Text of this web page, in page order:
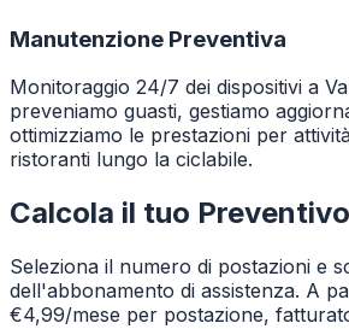
Manutenzione Preventiva
Monitoraggio 24/7 dei dispositivi a
preveniamo guasti, gestiamo
ottimizziamo le prestazioni per
ristoranti lungo la ciclabile.
Calcola il tuo Preventivo
Seleziona il numero di postazioni e
dell'abbonamento di assistenza. A
€4,99/mese per postazione,